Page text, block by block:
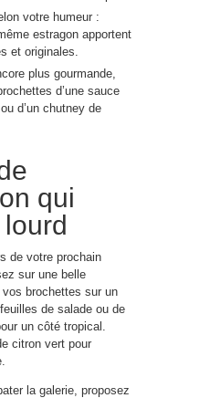
votre humeur :
estragon apportent
et originales.
plus gourmande,
d’une sauce
d’un chutney de
qui
de votre prochain
sur une belle
brochettes sur un
de salade ou de
un côté tropical.
citron vert pour
la galerie, proposez